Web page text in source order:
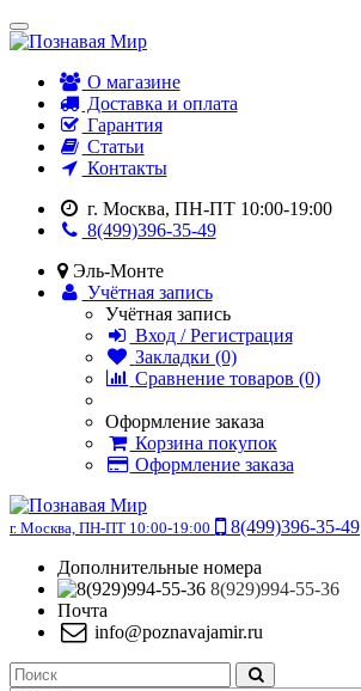
О магазине
Доставка и оплата
Гарантия
Статьи
Контакты
г. Москва, ПН-ПТ 10:00-19:00
8(499)396-35-49
Эль-Монте
Учётная запись
Учётная запись
Вход / Регистрация
Закладки (0)
Сравнение товаров (0)
Оформление заказа
Корзина покупок
Оформление заказа
г. Москва, ПН-ПТ 10:00-19:00
8(499)396-35-49
Дополнительные номера
8(929)994-55-36
Почта
info@poznavajamir.ru